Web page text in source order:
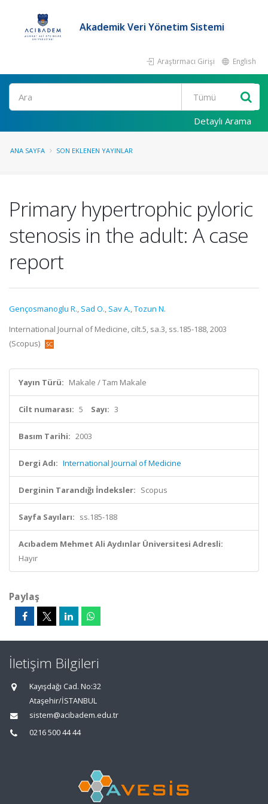
Akademik Veri Yönetim Sistemi
Araştırmacı Girişi English
Ara
Detaylı Arama
ANA SAYFA SON EKLENEN YAYINLAR
Primary hypertrophic pyloric
stenosis in the adult: A case
report
Gençosmanoglu R., Sad O., Sav A.,Tozun N.
International Journal of Medicine, cilt.5, sa.3, ss.185-188, 2003
(Scopus)
Yayın Türü: Makale / Tam Makale
Cilt numarası: 5 Sayı: 3
Basım Tarihi: 2003
Dergi Adı: International Journal of Medicine
Derginin Tarandığı İndeksler: Scopus
Sayfa Sayıları: ss.185-188
Acıbadem Mehmet Ali Aydınlar Üniversitesi Adresli:
Hayır
Paylaş
İletişim Bilgileri
Kayışdağı Cad. No:32
Ataşehir/İSTANBUL
sistem@acibadem.edu.tr
0216 500 44 44